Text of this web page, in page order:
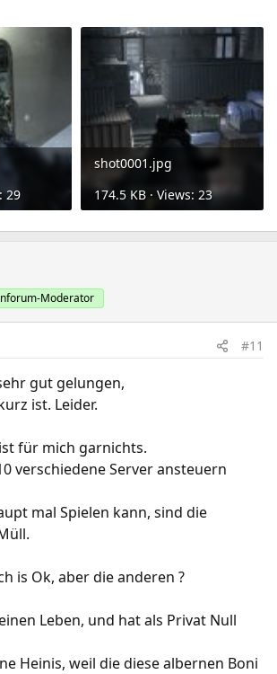
29
shot0001.jpg
174.5 KB · Views: 23
Moderator
#11
gut gelungen,
ist. Leider.
für mich garnichts.
verschiedene Server ansteuern
mal Spielen kann, sind die
is Ok, aber die anderen ?
Leben, und hat als Privat Null
Heinis, weil die diese albernen Boni